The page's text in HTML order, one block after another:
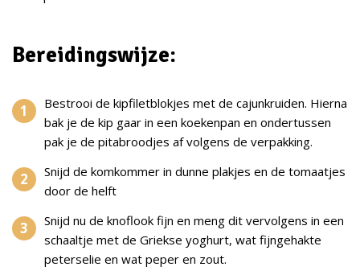
Bereidingswijze:
Bestrooi de kipfiletblokjes met de cajunkruiden. Hierna
bak je de kip gaar in een koekenpan en ondertussen
pak je de pitabroodjes af volgens de verpakking.
Snijd de komkommer in dunne plakjes en de tomaatjes
door de helft
Snijd nu de knoflook fijn en meng dit vervolgens in een
schaaltje met de Griekse yoghurt, wat fijngehakte
peterselie en wat peper en zout.